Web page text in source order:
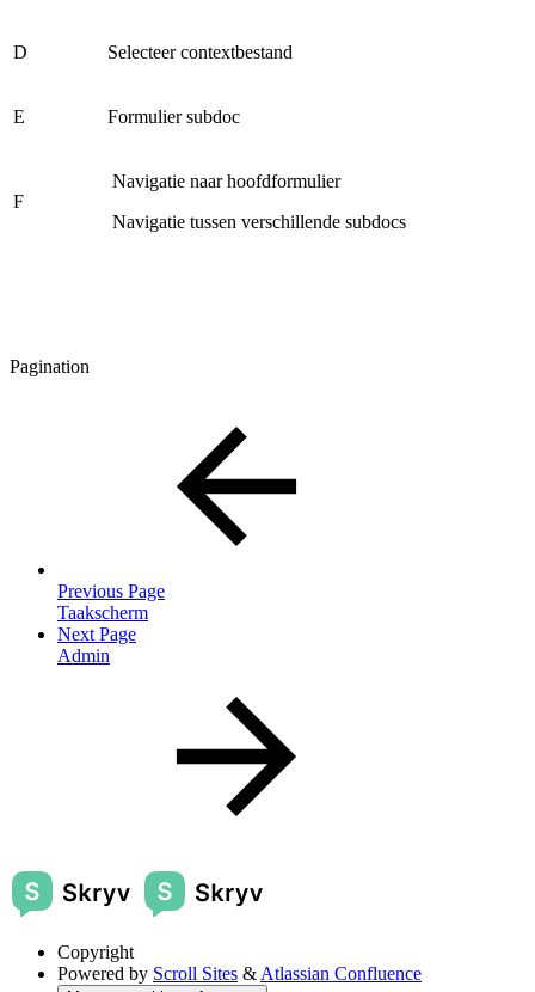
D Selecteer contextbestand
E Formulier subdoc
F
Navigatie naar hoofdformulier
Navigatie tussen verschillende subdocs
Pagination
Previous Page
Taakscherm
Next Page
Admin
Copyright
Powered by Scroll Sites &Atlassian Confluence